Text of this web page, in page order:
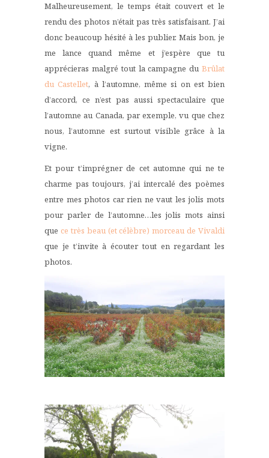
Malheureusement, le temps était couvert et le
rendu des photos n’était pas très satisfaisant. J’ai
donc beaucoup hésité à les publier. Mais bon, je
me lance quand même et j’espère que tu
apprécieras malgré tout la campagne du Brûlat
du Castellet, à l’automne, même si on est bien
d’accord, ce n’est pas aussi spectaculaire que
l’automne au Canada, par exemple, vu que chez
nous, l’automne est surtout visible grâce à la
vigne.
Et pour t’imprégner de cet automne qui ne te
charme pas toujours, j’ai intercalé des poèmes
entre mes photos car rien ne vaut les jolis mots
pour parler de l’automne…les jolis mots ainsi
que ce très beau (et célèbre) morceau de Vivaldi
que je t’invite à écouter tout en regardant les
photos.